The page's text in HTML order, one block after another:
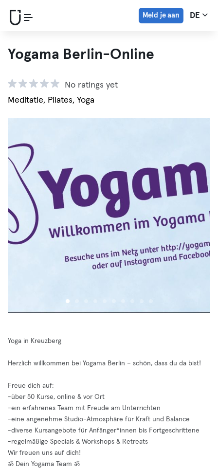
Meld je aan DE
Yogama Berlin-Online
No ratings yet
Meditatie, Pilates, Yoga
Yoga in Kreuzberg
Herzlich willkommen bei Yogama Berlin – schön, dass du da bist!
Freue dich auf:
-über 50 Kurse, online & vor Ort
-ein erfahrenes Team mit Freude am Unterrichten
-eine angenehme Studio-Atmosphäre für Kraft und Balance
-diverse Kursangebote für Anfänger*innen bis Fortgeschrittene
-regelmäßige Specials & Workshops & Retreats
Wir freuen uns auf dich!
ॐ Dein Yogama Team ॐ